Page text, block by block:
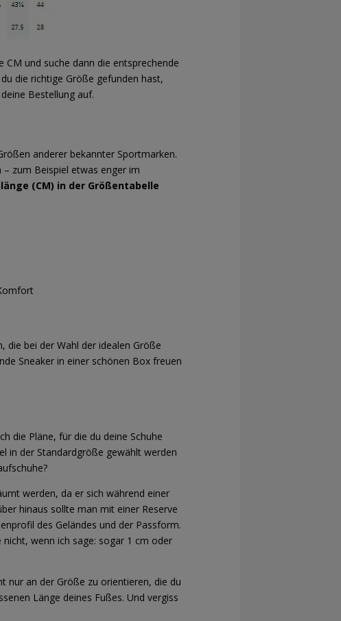
und suche dann die entsprechende
die richtige Größe gefunden hast,
Bestellung auf.
anderer bekannter Sportmarken.
zum Beispiel etwas enger im
(CM) in der Größentabelle
die bei der Wahl der idealen Größe
Sneaker in einer schönen Box freuen
die Pläne, für die du deine Schuhe
in der Standardgröße gewählt werden
werden, da er sich während einer
hinaus sollte man mit einer Reserve
des Geländes und der Passform.
wenn ich sage: sogar 1 cm oder
nur an der Größe zu orientieren, die du
Länge deines Fußes. Und vergiss